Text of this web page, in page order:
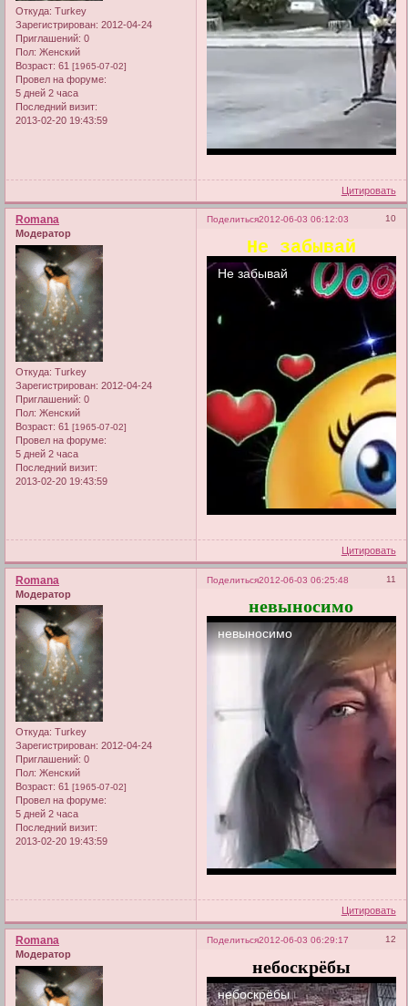
Откуда: Turkey
Зарегистрирован: 2012-04-24
Приглашений: 0
Пол: Женский
Возраст: 61 [1965-07-02]
Провел на форуме:
5 дней 2 часа
Последний визит:
2013-02-20 19:43:59
Цитировать
Поделиться 10
2012-06-03 06:12:03
Romana
Модератор
Откуда: Turkey
Зарегистрирован: 2012-04-24
Приглашений: 0
Пол: Женский
Возраст: 61 [1965-07-02]
Провел на форуме:
5 дней 2 часа
Последний визит:
2013-02-20 19:43:59
Не забывай
Цитировать
Поделиться 11
2012-06-03 06:25:48
Romana
Модератор
Откуда: Turkey
Зарегистрирован: 2012-04-24
Приглашений: 0
Пол: Женский
Возраст: 61 [1965-07-02]
Провел на форуме:
5 дней 2 часа
Последний визит:
2013-02-20 19:43:59
невыносимо
Цитировать
Поделиться 12
2012-06-03 06:29:17
Romana
Модератор
небоскрёбы